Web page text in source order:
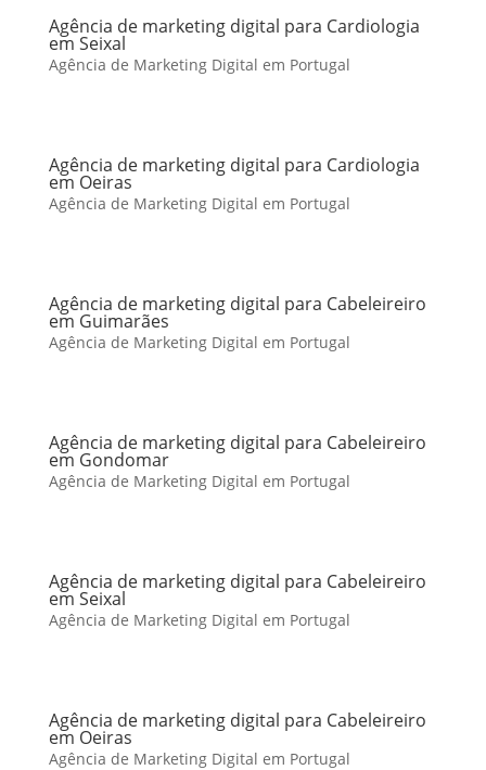
Agência de marketing digital para Cardiologia
em Seixal
Agência de Marketing Digital em Portugal
Agência de marketing digital para Cardiologia
em Oeiras
Agência de Marketing Digital em Portugal
Agência de marketing digital para Cabeleireiro
em Guimarães
Agência de Marketing Digital em Portugal
Agência de marketing digital para Cabeleireiro
em Gondomar
Agência de Marketing Digital em Portugal
Agência de marketing digital para Cabeleireiro
em Seixal
Agência de Marketing Digital em Portugal
Agência de marketing digital para Cabeleireiro
em Oeiras
Agência de Marketing Digital em Portugal